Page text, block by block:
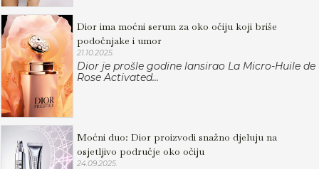
Dior ima moćni serum za oko očiju koji briše
podočnjake i umor
21.10.2025.
Dior je prošle godine lansirao La Micro-Huile de
Rose Activated...
Moćni duo: Dior proizvodi snažno djeluju na
osjetljivo područje oko očiju
24.09.2025.